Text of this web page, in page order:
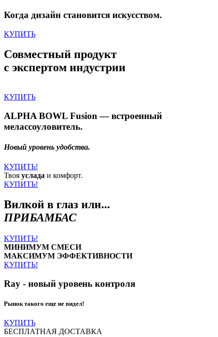
Когда дизайн становится искусством.
КУПИТЬ
Совместный продукт
с экспертом индустрии
КУПИТЬ
ALPHA BOWL Fusion — встроенный
мелассоуловитель.
Новый уровень удобства.
КУПИТЬ!
Твоя услада и комфорт.
КУПИТЬ!
Вилкой в глаз или...
ПРИБАМБАС
КУПИТЬ!
МИНИМУМ СМЕСИ
МАКСИМУМ ЭФФЕКТИВНОСТИ
КУПИТЬ!
Ray - новый уровень контроля
Рынок такого еще не видел!
КУПИТЬ
БЕСПЛАТНАЯ ДОСТАВКА